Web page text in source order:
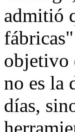
admitió
objetivo
no es la
días,